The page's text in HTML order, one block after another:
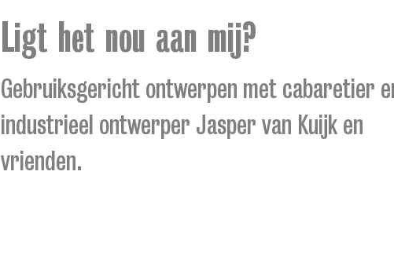
Ligt het nou aan mij?
Gebruiksgericht ontwerpen met cabaretier
industrieel ontwerper Jasper van Kuijk en
vrienden.